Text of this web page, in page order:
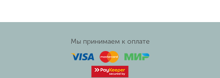
Мы принимаем к оплате